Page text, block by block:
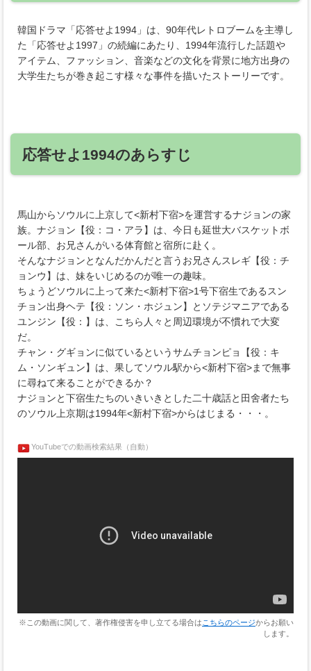
韓国ドラマ「応答せよ1994」は、90年代レトロブームを主導し
た「応答せよ1997」の続編にあたり、1994年流行した話題や
アイテム、ファッション、音楽などの文化を背景に地方出身の
大学生たちが巻き起こす様々な事件を描いたストーリーです。
応答せよ1994のあらすじ
馬山からソウルに上京して<新村下宿>を運営するナジョンの家
族。ナジョン【役：コ・アラ】は、今日も延世大バスケットボ
ール部、お兄さんがいる体育館と宿所に赴く。
そんなナジョンとなんだかんだと言うお兄さんスレギ【役：チ
ョンウ】は、妹をいじめるのが唯一の趣味。
ちょうどソウルに上って来た<新村下宿>1号下宿生であるスン
チョン出身ヘテ【役：ソン・ホジュン】とソテジマニアである
ユンジン【役：】は、こちら人々と周辺環境が不慣れで大変
だ。
チャン・グギョンに似ているというサムチョンピョ【役：キ
ム・ソンギュン】は、果してソウル駅から<新村下宿>まで無事
に尋ねて来ることができるか？
ナジョンと下宿生たちのいきいきとした二十歳話と田舍者たち
のソウル上京期は1994年<新村下宿>からはじまる・・・。
YouTubeでの動画検索結果（自動）
※この動画に関して、著作権侵害を申し立てる場合は こちらのページからお願い
します。